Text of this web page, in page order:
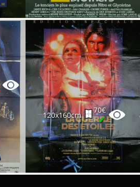
120x160cm
70€
✔